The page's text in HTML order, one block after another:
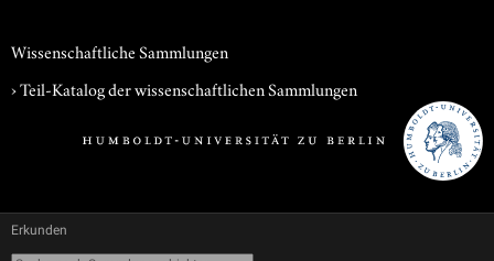
Wissenschaftliche Sammlungen
› Teil-Katalog der wissenschaftlichen Sammlungen
Erkunden